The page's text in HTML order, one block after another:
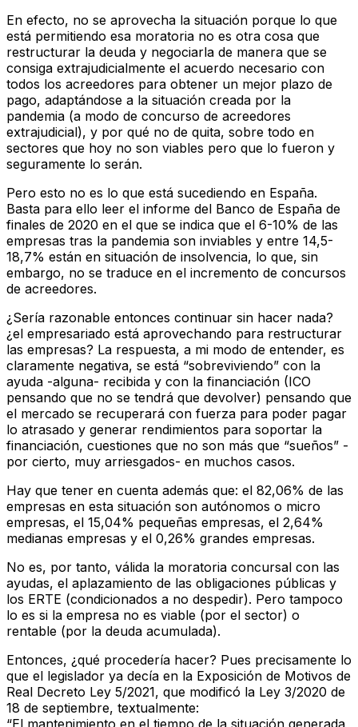
En efecto, no se aprovecha la situación porque lo que
está permitiendo esa moratoria no es otra cosa que
restructurar la deuda y negociarla de manera que se
consiga extrajudicialmente el acuerdo necesario con
todos los acreedores para obtener un mejor plazo de
pago, adaptándose a la situación creada por la
pandemia (a modo de concurso de acreedores
extrajudicial), y por qué no de quita, sobre todo en
sectores que hoy no son viables pero que lo fueron y
seguramente lo serán.
Pero esto no es lo que está sucediendo en España.
Basta para ello leer el informe del Banco de España de
finales de 2020 en el que se indica que el 6-10% de las
empresas tras la pandemia son inviables y entre 14,5-
18,7% están en situación de insolvencia, lo que, sin
embargo, no se traduce en el incremento de concursos
de acreedores.
¿Sería razonable entonces continuar sin hacer nada?
¿el empresariado está aprovechando para restructurar
las empresas? La respuesta, a mi modo de entender, es
claramente negativa, se está “sobreviviendo” con la
ayuda -alguna- recibida y con la financiación (ICO
pensando que no se tendrá que devolver) pensando que
el mercado se recuperará con fuerza para poder pagar
lo atrasado y generar rendimientos para soportar la
financiación, cuestiones que no son más que “sueños” -
por cierto, muy arriesgados- en muchos casos.
Hay que tener en cuenta además que: el 82,06% de las
empresas en esta situación son autónomos o micro
empresas, el 15,04% pequeñas empresas, el 2,64%
medianas empresas y el 0,26% grandes empresas.
No es, por tanto, válida la moratoria concursal con las
ayudas, el aplazamiento de las obligaciones públicas y
los ERTE (condicionados a no despedir). Pero tampoco
lo es si la empresa no es viable (por el sector) o
rentable (por la deuda acumulada).
Entonces, ¿qué procedería hacer? Pues precisamente lo
que el legislador ya decía en la Exposición de Motivos de
Real Decreto Ley 5/2021, que modificó la Ley 3/2020 de
18 de septiembre, textualmente:
“El mantenimiento en el tiempo de la situación generada